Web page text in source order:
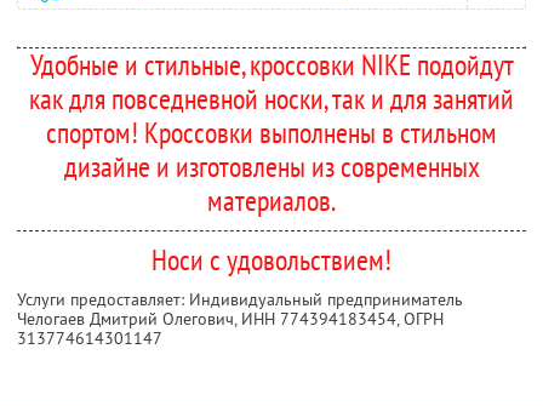
Удобные и стильные, кроссовки NIKE подойдут
как для повседневной носки, так и для занятий
спортом! Кроссовки выполнены в стильном
дизайне и изготовлены из современных
материалов.
Носи с удовольствием!
Услуги предоставляет: Индивидуальный предприниматель
Челогаев Дмитрий Олегович, ИНН 774394183454, ОГРН
313774614301147